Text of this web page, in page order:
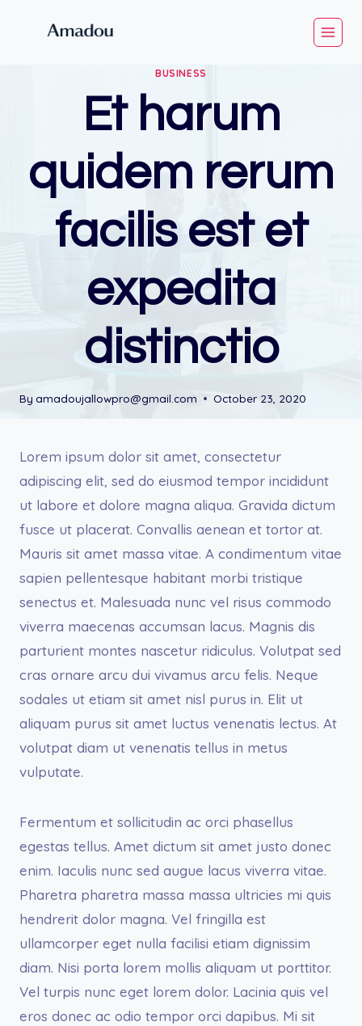
BUSINESS
Et harum
quidem rerum
facilis est et
expedita
distinctio
By amadoujallowpro@gmail.com October 23, 2020
Lorem ipsum dolor sit amet, consectetur
adipiscing elit, sed do eiusmod tempor incididunt
ut labore et dolore magna aliqua. Gravida dictum
fusce ut placerat. Convallis aenean et tortor at.
Mauris sit amet massa vitae. A condimentum vitae
sapien pellentesque habitant morbi tristique
senectus et. Malesuada nunc vel risus commodo
viverra maecenas accumsan lacus. Magnis dis
parturient montes nascetur ridiculus. Volutpat sed
cras ornare arcu dui vivamus arcu felis. Neque
sodales ut etiam sit amet nisl purus in. Elit ut
aliquam purus sit amet luctus venenatis lectus. At
volutpat diam ut venenatis tellus in metus
vulputate.
Fermentum et sollicitudin ac orci phasellus
egestas tellus. Amet dictum sit amet justo donec
enim. Iaculis nunc sed augue lacus viverra vitae.
Pharetra pharetra massa massa ultricies mi quis
hendrerit dolor magna. Vel fringilla est
ullamcorper eget nulla facilisi etiam dignissim
diam. Nisi porta lorem mollis aliquam ut porttitor.
Vel turpis nunc eget lorem dolor. Lacinia quis vel
eros donec ac odio tempor orci dapibus. Mi sit